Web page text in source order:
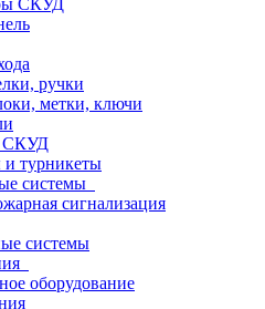
СКУД
ручки
метки, ключи
СКУД
турникеты
системы
сигнализация
системы
оборудование